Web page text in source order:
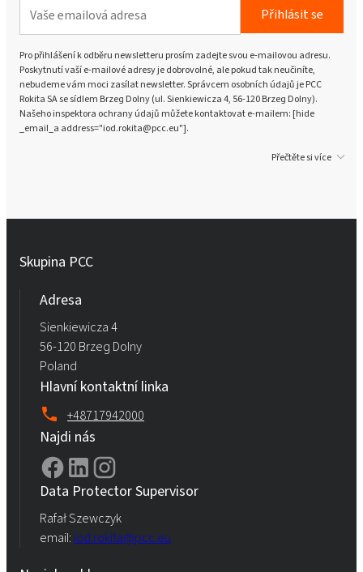
Přihlásit se
Pro přihlášení k odběru newsletteru prosím zadejte svou e-mailovou adresu.
Poskytnutí vaší e-mailové adresy je dobrovolné, ale pokud tak neučiníte,
nebudeme vám moci zasílat newsletter. Správcem osobních údajů je PCC
Rokita SA se sídlem Brzeg Dolny (ul. Sienkiewicza 4, 56-120 Brzeg Dolny).
Našeho inspektora ochrany údajů můžete kontaktovat e-mailem: [hide
_email_a address="iod.rokita@pcc.eu"].
Přečtěte si více
Skupina PCC
Adresa
Sienkiewicza 4
56-120 Brzeg Dolny
Poland
Hlavní kontaktní linka
+48717942000
Najdi nás
Data Protector Supervisor
Rafał Szewczyk
email: iod.rokita@pcc.eu